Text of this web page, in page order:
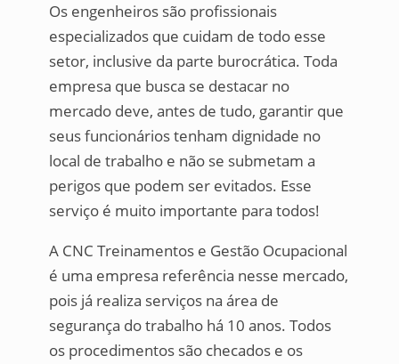
Os engenheiros são profissionais
especializados que cuidam de todo esse
setor, inclusive da parte burocrática. Toda
empresa que busca se destacar no
mercado deve, antes de tudo, garantir que
seus funcionários tenham dignidade no
local de trabalho e não se submetam a
perigos que podem ser evitados. Esse
serviço é muito importante para todos!
A CNC Treinamentos e Gestão Ocupacional
é uma empresa referência nesse mercado,
pois já realiza serviços na área de
segurança do trabalho há 10 anos. Todos
os procedimentos são checados e os